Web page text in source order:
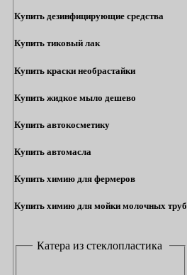
Купить дезинфицирующие средства
Купить тиковый лак
Купить краски необрастайки
Купить жидкое мыло дешево
Купить автокосметику
Купить автомасла
Купить химию для фермеров
Купить химию для мойки молочных труб
Катера из стеклопластика